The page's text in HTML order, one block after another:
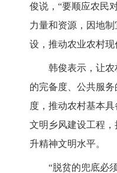
俊说，“要顺应农民
力量和资源，因地
设，推动农业农村
韩俊表示，让
的完备度、公共服
度，推动农村基本
文明乡风建设工程
升精神文明水平。
“脱贫的兜底必